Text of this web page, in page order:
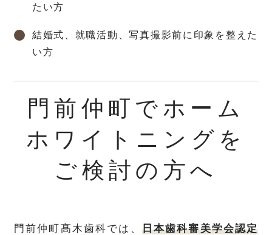
たい方
結婚式、就職活動、写真撮影前に印象を整えた
い方
門前仲町でホーム
ホワイトニングを
ご検討の方へ
門前仲町髙木歯科では、 日本歯科審美学会認定